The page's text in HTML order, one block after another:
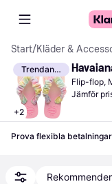
Start/Kläder &
Trendande
+2
Flip-flop,
Jämför
Prova flexibla